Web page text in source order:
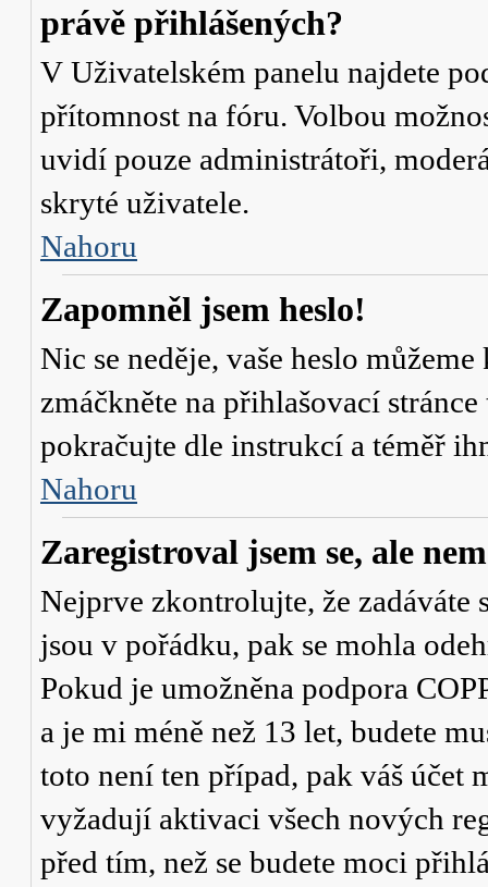
právě přihlášených?
V Uživatelském panelu najdete
přítomnost na fóru. Volbou
uvidí pouze administrátoři,
skryté uživatele.
Nahoru
Zapomněl jsem heslo!
Nic se neděje, vaše heslo
zmáčkněte na přihlašovací
pokračujte dle instrukcí a téměř
Nahoru
Zaregistroval jsem se, ale
Nejprve zkontrolujte, že zadáváte
jsou v pořádku, pak se mohla
Pokud je umožněna podpora
a je mi méně než 13 let, budete
toto není ten případ, pak váš účet
vyžadují aktivaci všech nových
před tím, než se budete moci